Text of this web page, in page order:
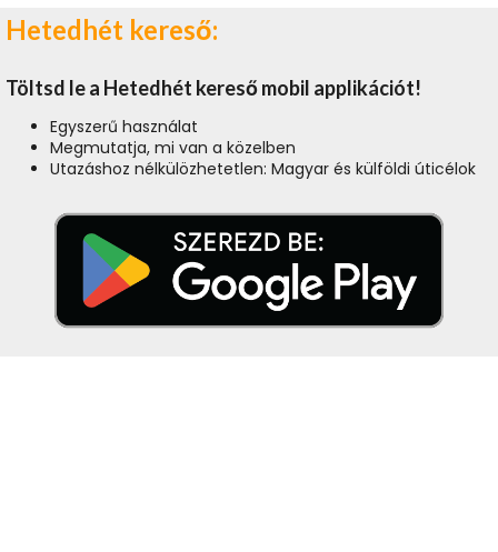
Hetedhét kereső:
Töltsd le a Hetedhét kereső mobil applikációt!
Egyszerű használat
Megmutatja, mi van a közelben
Utazáshoz nélkülözhetetlen: Magyar és külföldi úticélok